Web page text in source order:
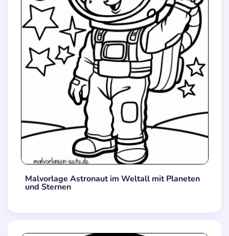
Malvorlage Astronaut im Weltall mit Planeten
und Sternen